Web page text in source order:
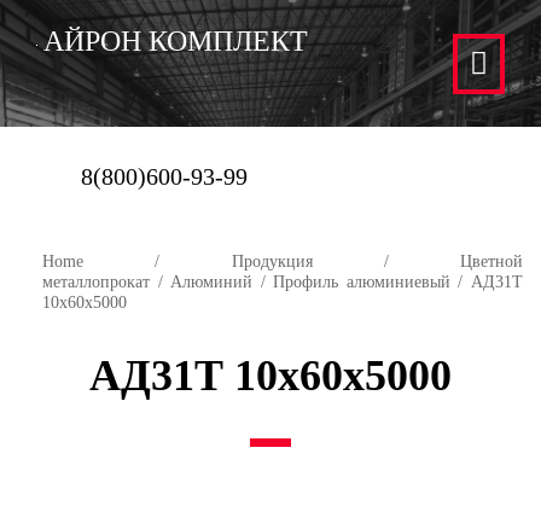
АЙРОН КОМПЛЕКТ
8(800)600-93-99
Home / Продукция/ Цветной
металлопрокат /Алюминий /Профиль алюминиевый / АД31Т
10х60х5000
АД31Т 10х60х5000